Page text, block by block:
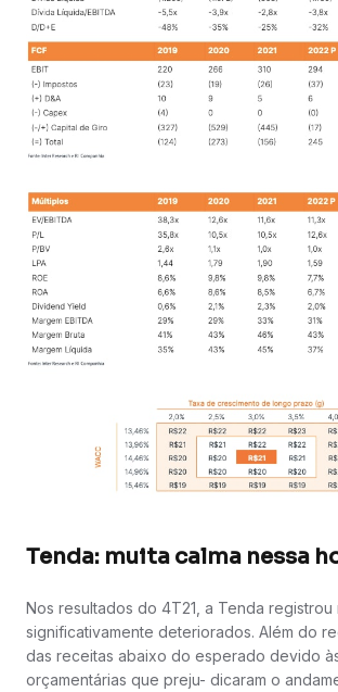
Tenda: muita calma nessa
Nos resultados do 4T21, a Tenda registrou
significativamente deteriorados. Além do
das receitas abaixo do esperado devido
orçamentárias que preju- dicaram o